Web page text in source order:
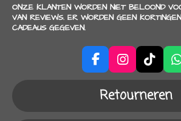
ONZE KLANTEN WORDEN NIET BELOOND
VAN REVIEWS. ER WORDEN GEEN
CADEAUS GEGEVEN.
F
a
b
I
n
s
t
a
T
i
k
T
o
s
Retourneren